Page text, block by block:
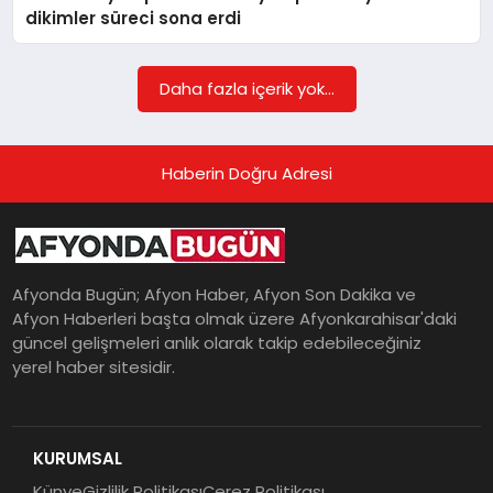
SIYASET
SPOR
dikimler süreci sona erdi
Daha fazla içerik yok...
Haberin Doğru Adresi
Afyonda Bugün; Afyon Haber, Afyon Son Dakika ve
Afyon Haberleri başta olmak üzere Afyonkarahisar'daki
güncel gelişmeleri anlık olarak takip edebileceğiniz
yerel haber sitesidir.
KURUMSAL